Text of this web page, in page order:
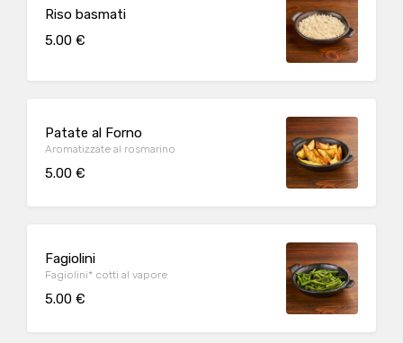
Riso basmati
5.00 €
Patate al Forno
Aromatizzate al rosmarino
5.00 €
Fagiolini
Fagiolini* cotti al vapore
5.00 €